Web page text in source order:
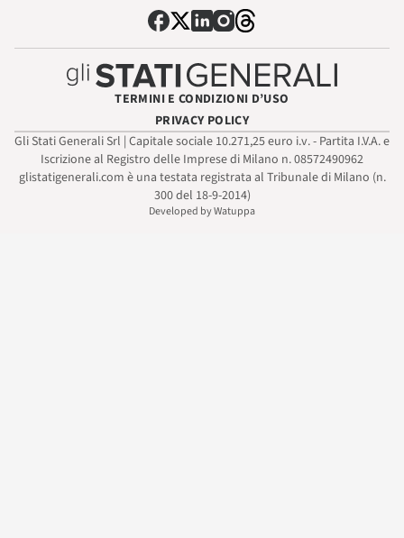
TERMINI E CONDIZIONI D’USO
PRIVACY POLICY
Gli Stati Generali Srl | Capitale sociale 10.271,25 euro i.v. - Partita I.V.A. e
Iscrizione al Registro delle Imprese di Milano n. 08572490962
glistatigenerali.com è una testata registrata al Tribunale di Milano (n.
300 del 18-9-2014)
Developed by Watuppa